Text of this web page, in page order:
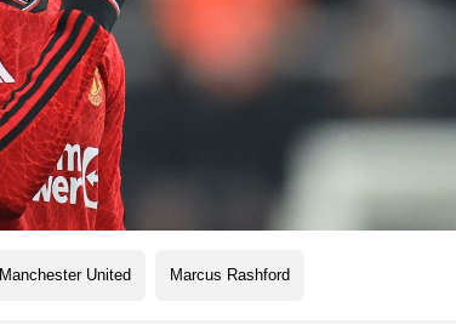
Manchester United Marcus Rashford